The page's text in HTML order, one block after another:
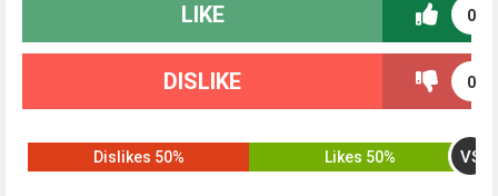
0
LIKE
0
DISLIKE
50% Likes VS
50% Dislikes